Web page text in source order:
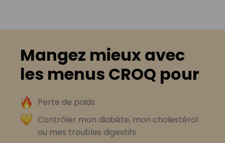
Mangez mieux avec
les menus CROQ pour
Perte de poids
Contrôler mon diabète, mon cholestérol
ou mes troubles digestifs